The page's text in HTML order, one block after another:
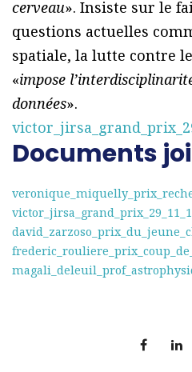
cerveau». Insiste sur le
questions actuelles
spatiale, la lutte contre
«impose
données».
Documents